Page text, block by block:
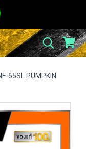
65SL PUMPKIN